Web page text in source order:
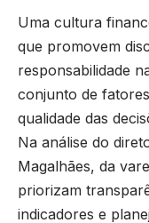
Uma cultura
que promovem
responsabilidade
conjunto de
qualidade das
Na análise do
Magalhães, da
priorizam
indicadores e